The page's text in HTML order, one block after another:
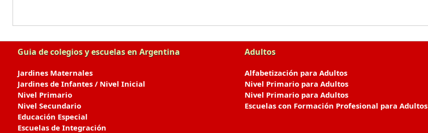
Guia de colegios y escuelas en Argentina
Jardines Maternales
Jardines de Infantes / Nivel Inicial
Nivel Primario
Nivel Secundario
Educación Especial
Escuelas de Integración
Adultos
Alfabetización para Adultos
Nivel Primario para Adultos
Nivel Primario para Adultos
Escuelas con Formación Profesional para Adultos